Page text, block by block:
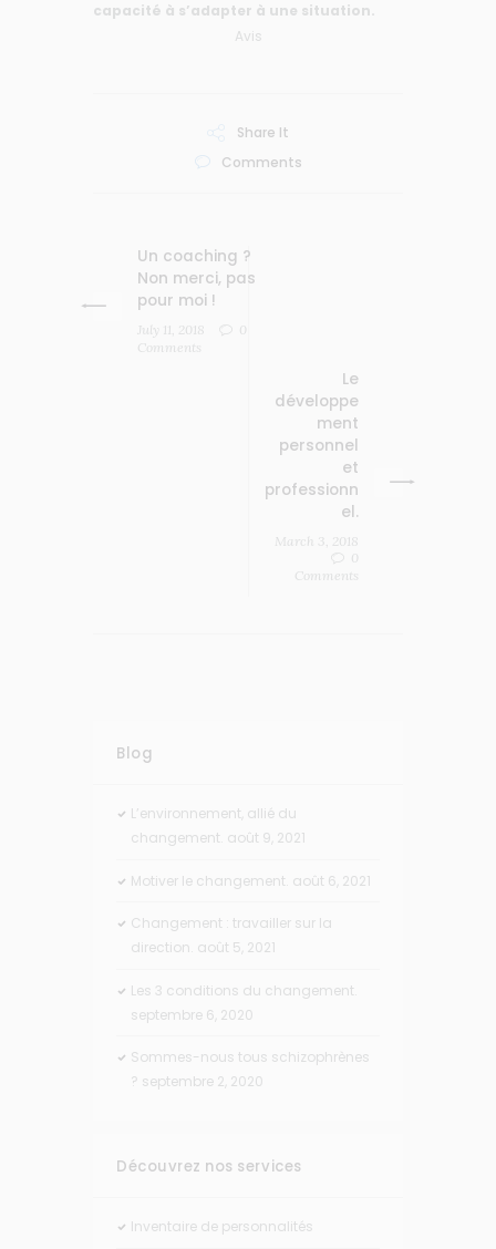
capacité à s’adapter à une situation.
Avis
Share It
Comments
Un coaching ?
Non merci, pas
pour moi !
July 11, 2018
0
Comments
Le
développe
ment
personnel
et
professionn
el.
March 3, 2018
0
Comments
Blog
L’environnement, allié du
changement. août 9, 2021
Motiver le changement. août 6, 2021
Changement : travailler sur la
direction. août 5, 2021
Les 3 conditions du changement.
septembre 6, 2020
Sommes-nous tous schizophrènes
? septembre 2, 2020
Découvrez nos services
Inventaire de personnalités